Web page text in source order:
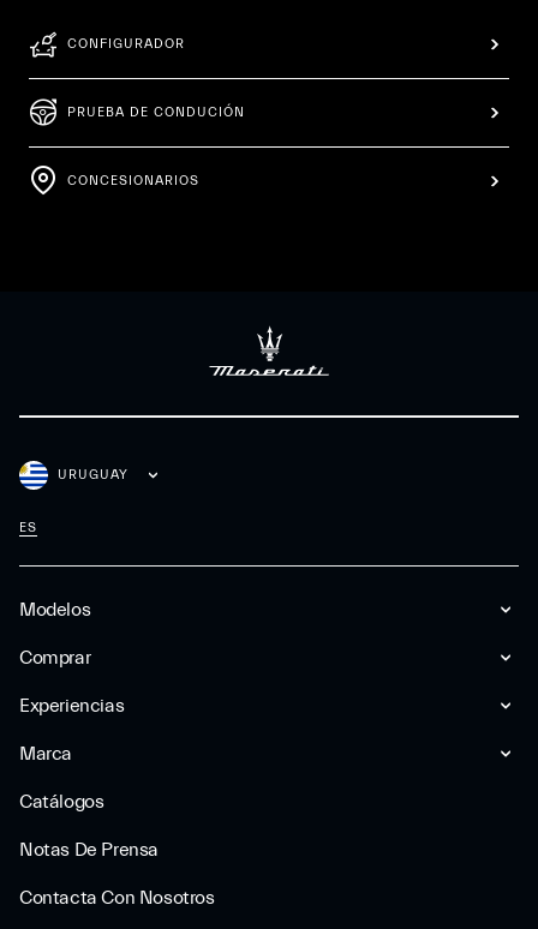
CONFIGURADOR
PRUEBA DE CONDUCIÓN
CONCESIONARIOS
Modelos
Comprar
Experiencias
Marca
Catálogos
Notas De Prensa
Contacta Con Nosotros
URUGUAY
ES